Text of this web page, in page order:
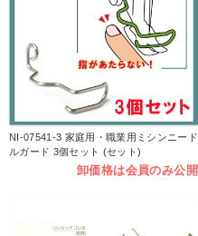
NI-07541-3 家庭用・職業用ミシンニード
ルガード 3個セット (セット)
卸価格は会員のみ公開